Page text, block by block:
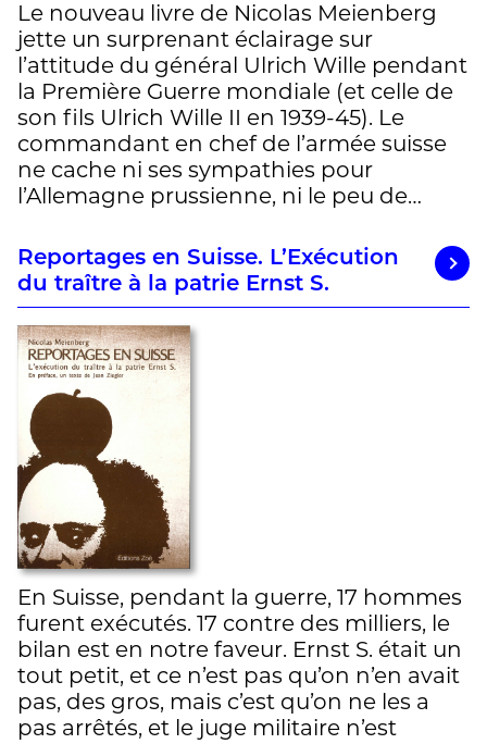
Le nouveau livre de Nicolas Meienberg
jette un surprenant éclairage sur
l’attitude du général Ulrich Wille pendant
la Première Guerre mondiale (et celle de
son fils Ulrich Wille II en 1939-45). Le
commandant en chef de l’armée suisse
ne cache ni ses sympathies pour
l’Allemagne prussienne, ni le peu de…
Reportages en Suisse. L’Exécution
du traître à la patrie Ernst S.
En Suisse, pendant la guerre, 17 hommes
furent exécutés. 17 contre des milliers, le
bilan est en notre faveur. Ernst S. était un
tout petit, et ce n’est pas qu’on n’en avait
pas, des gros, mais c’est qu’on ne les a
pas arrêtés, et le juge militaire n’est